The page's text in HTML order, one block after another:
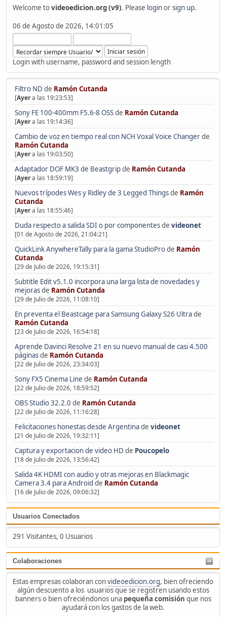
Welcome tovideoedicion.org (v9). Please loginorsign up.
06 de Agosto de 2026, 14:01:05
Login with username, password and session length
Filtro ND de Ramón Cutanda
[Ayera las 19:23:53]
Sony FE 100-400mm F5.6-8 OSSde Ramón Cutanda
[Ayera las 19:14:36]
Cambio de voz en tiempo real con NCH Voxal Voice Changerde
Ramón Cutanda
[Ayera las 19:03:50]
Adaptador DOF MK3 de Beastgripde Ramón Cutanda
[Ayera las 18:59:19]
Nuevos trípodes Wes y Ridley de 3 Legged Thingsde Ramón
Cutanda
[Ayera las 18:55:46]
Duda respecto a salida SDI o por componentesde videonet
[01 de Agosto de 2026, 21:04:21]
QuickLink AnywhereTally para la gama StudioProde Ramón
Cutanda
[29 de Julio de 2026, 19:15:31]
Subtitle Edit v5.1.0 incorpora una larga lista de novedades y
mejorasde Ramón Cutanda
[29 de Julio de 2026, 11:08:10]
En preventa el Beastcage para Samsung Galaxy S26 Ultrade
Ramón Cutanda
[23 de Julio de 2026, 16:54:18]
Aprende Davinci Resolve 21 en su nuevo manual de casi 4.500
páginasde Ramón Cutanda
[22 de Julio de 2026, 23:34:03]
Sony FX5 Cinema Line de Ramón Cutanda
[22 de Julio de 2026, 18:59:52]
OBS Studio 32.2.0 de Ramón Cutanda
[22 de Julio de 2026, 11:16:28]
Felicitaciones honestas desde Argentinade videonet
[21 de Julio de 2026, 19:32:11]
Captura y exportacion de video HD de Poucopelo
[18 de Julio de 2026, 13:56:42]
Salida 4K HDMI con audio y otras mejoras en Blackmagic
Camera 3.4 para Android de Ramón Cutanda
[16 de Julio de 2026, 09:06:32]
Usuarios Conectados
291 Visitantes, 0 Usuarios
Colaboraciones
Estas empresas colaboran convideoedicion.org, bien ofreciendo
algún descuento a los usuarios que se registren usando estos
banners o bien ofreciéndonos una pequeña comisión que nos
ayudará con los gastos de la web.